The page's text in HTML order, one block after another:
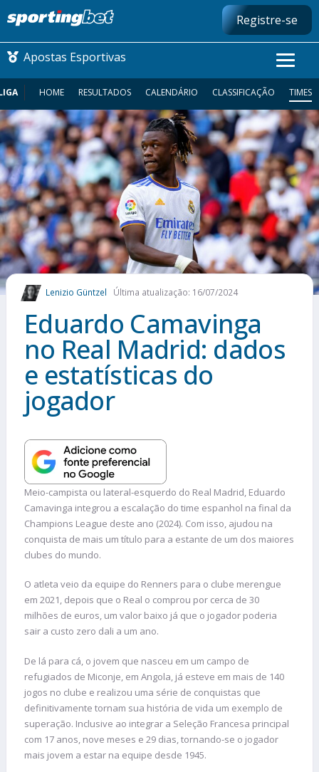
Registre-se
Apostas Esportivas
CONMEBOL LIBERTADORES
FUTEBOL NACIONAL
FUTEBOL INTERNACIONAL
COMO APOSTAR
MAIS ESPORTES
HOME RESULTADOS CALENDÁRIO CLASSIFICAÇÃO TIMES
Lenizio Güntzel Última atualização: 16/07/2024
Eduardo Camavinga
no Real Madrid: dados
e estatísticas do
jogador
Meio-campista ou lateral-esquerdo do Real Madrid, Eduardo
Camavinga integrou a escalação do time espanhol na final da
Champions League deste ano (2024). Com isso, ajudou na
conquista de mais um título para a estante de um dos maiores
clubes do mundo.
O atleta veio da equipe do Renners para o clube merengue
em 2021, depois que o Real o comprou por cerca de 30
milhões de euros, um valor baixo já que o jogador poderia
sair a custo zero dali a um ano.
De lá para cá, o jovem que nasceu em um campo de
refugiados de Miconje, em Angola, já esteve em mais de 140
jogos no clube e realizou uma série de conquistas que
definitivamente tornam sua história de vida um exemplo de
superação. Inclusive ao integrar a Seleção Francesa principal
com 17 anos, nove meses e 29 dias, tornando-se o jogador
mais jovem a estar na equipe desde 1945.